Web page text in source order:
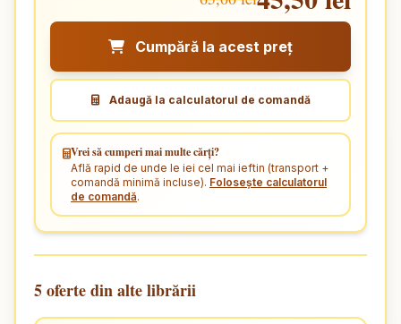
Cumpără la acest preț
Adaugă la calculatorul de comandă
Vrei să cumperi mai multe cărți?
Află rapid de unde le iei cel mai ieftin (transport +
comandă minimă incluse). Folosește calculatorul
de comandă.
5 oferte din alte librării